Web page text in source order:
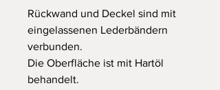
Rückwand und Deckel sind mit
eingelassenen Lederbändern
verbunden.
Die Oberfläche ist mit Hartöl
behandelt.